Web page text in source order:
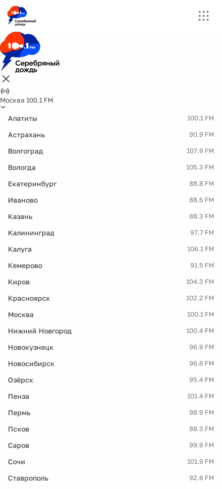
Москва 100.1 FM
Апатиты 100.1 FM
Астрахань 90.9 FM
Волгоград 107.9 FM
Вологда 105.3 FM
Екатеринбург 88.8 FM
Иваново 88.6 FM
Казань 88.3 FM
Калининград 97.7 FM
Калуга 106.1 FM
Кемерово 91.5 FM
Киров 104.3 FM
Красноярск 102.2 FM
Москва 100.1 FM
Нижний Новгород 100.4 FM
Новокузнецк 96.9 FM
Новосибирск 96.6 FM
Озёрск 95.4 FM
Пенза 101.4 FM
Пермь 98.9 FM
Псков 88.3 FM
Саров 99.9 FM
Сочи 101.9 FM
Ставрополь 92.6 FM